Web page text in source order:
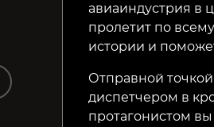
14%
авиаиндустрия в
пролетит по
истории и
Отправной
диспетчером в
протагонистом